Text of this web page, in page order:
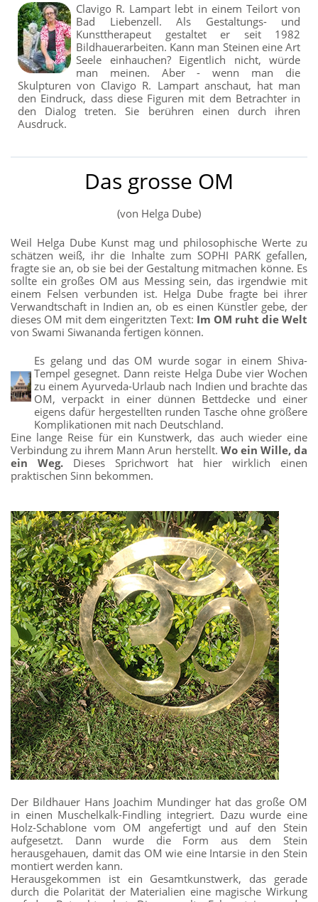
Clavigo R. Lampart lebt in einem Teilort von
Bad Liebenzell. Als Gestaltungs- und
Kunsttherapeut gestaltet er seit 1982
Bildhauerarbeiten. Kann man Steinen eine Art
Seele einhauchen? Eigentlich nicht, würde
man meinen. Aber - wenn man die
Skulpturen von Clavigo R. Lampart anschaut, hat man
den Eindruck, dass diese Figuren mit dem Betrachter in
den Dialog treten. Sie berühren einen durch ihren
Ausdruck.
Das grosse OM
(von Helga Dube)
Weil Helga Dube Kunst mag und philosophische Werte zu
schätzen weiß, ihr die Inhalte zum SOPHI PARK gefallen,
fragte sie an, ob sie bei der Gestaltung mitmachen könne. Es
sollte ein großes OM aus Messing sein, das irgendwie mit
einem Felsen verbunden ist. Helga Dube fragte bei ihrer
Verwandtschaft in Indien an, ob es einen Künstler gebe, der
dieses OM mit dem eingeritzten Text: Im OM ruht die Welt
von Swami Siwananda fertigen können.
Es gelang und das OM wurde sogar in einem Shiva-
Tempel gesegnet. Dann reiste Helga Dube vier Wochen
zu einem Ayurveda-Urlaub nach Indien und brachte das
OM, verpackt in einer dünnen Bettdecke und einer
eigens dafür hergestellten runden Tasche ohne größere
Komplikationen mit nach Deutschland.
Eine lange Reise für ein Kunstwerk, das auch wieder eine
Verbindung zu ihrem Mann Arun herstellt. Wo ein Wille, da
ein Weg.Dieses Sprichwort hat hier wirklich einen
praktischen Sinn bekommen.
Der Bildhauer Hans Joachim Mundinger hat das große OM
in einen Muschelkalk-Findling integriert. Dazu wurde eine
Holz-Schablone vom OM angefertigt und auf den Stein
aufgesetzt. Dann wurde die Form aus dem Stein
herausgehauen, damit das OM wie eine Intarsie in den Stein
montiert werden kann.
Herausgekommen ist ein Gesamtkunstwerk, das gerade
durch die Polarität der Materialien eine magische Wirkung